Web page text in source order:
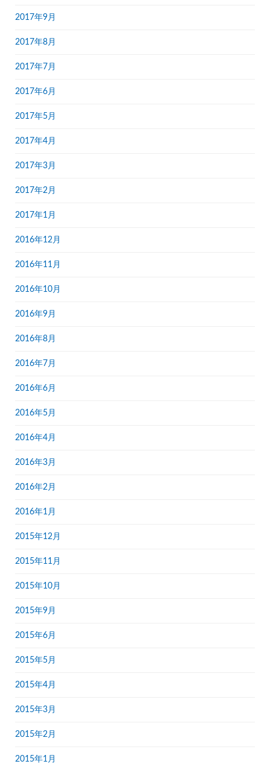
2017年9月
2017年8月
2017年7月
2017年6月
2017年5月
2017年4月
2017年3月
2017年2月
2017年1月
2016年12月
2016年11月
2016年10月
2016年9月
2016年8月
2016年7月
2016年6月
2016年5月
2016年4月
2016年3月
2016年2月
2016年1月
2015年12月
2015年11月
2015年10月
2015年9月
2015年6月
2015年5月
2015年4月
2015年3月
2015年2月
2015年1月